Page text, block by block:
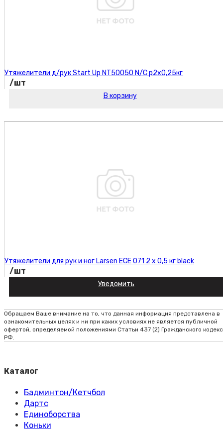
Утяжелители д/рук Start Up NT50050 N/C р2х0,25кг
/шт
В корзину
Утяжелители для рук и ног Larsen ECE 071 2 х 0,5 кг black
/шт
Уведомить
Обращаем Ваше внимание на то, что данная информация представлена в
ознакомительных целях и ни при каких условиях не является публичной
офертой, определяемой положениями Статьи 437 (2) Гражданского
РФ.
Каталог
Бадминтон/Кетчбол
Дартс
Единоборства
Коньки